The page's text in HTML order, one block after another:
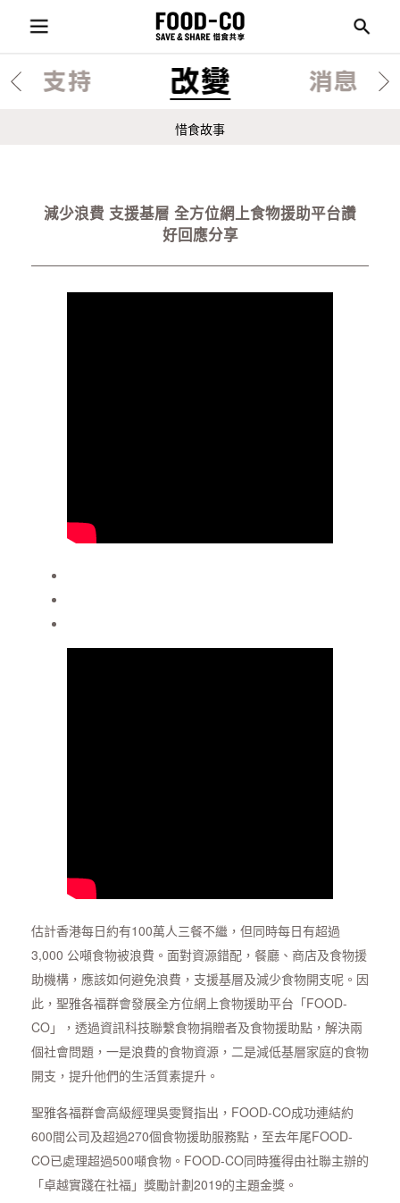
支持 改變 消息
惜食故事
減少浪費 支援基層 全方位網上食物援助平台讚
好回應分享
估計香港每日約有100萬人三餐不繼，但同時每日有超過
3,000 公噸食物被浪費。面對資源錯配，餐廳、商店及食物援
助機構，應該如何避免浪費，支援基層及減少食物開支呢。因
此，聖雅各福群會發展全方位網上食物援助平台「FOOD-
CO」，透過資訊科技聯繫食物捐贈者及食物援助點，解決兩
個社會問題，一是浪費的食物資源，二是減低基層家庭的食物
開支，提升他們的生活質素提升。
聖雅各福群會高級經理吳雯賢指出，FOOD-CO成功連結約
600間公司及超過270個食物援助服務點，至去年尾FOOD-
CO已處理超過500噸食物。FOOD-CO同時獲得由社聯主辦的
「卓越實踐在社福」獎勵計劃2019的主題金獎。